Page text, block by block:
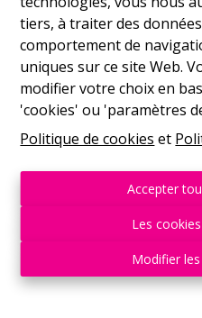
tiers, à traiter des
comportement de
uniques sur ce site Web.
modifier votre choix en
'cookies' ou 'paramètres
Politique de cookies et
Accepter
Les
Modifier
Lu
14h-17h
Ma
9h-12h 14h-
Mer
9h-12h 14h-
Je
9h-12h 14h-
Ve
9h-12h
Sam
10h-13h
14h-17h
Ma
9h-12h 14h-